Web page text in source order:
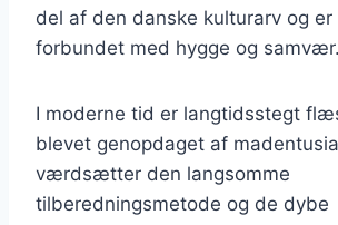
del af den danske kulturarv og er
forbundet med hygge og samvær.
I moderne tid er langtidsstegt
blevet genopdaget af
værdsætter den langsomme
tilberedningsmetode og de dybe